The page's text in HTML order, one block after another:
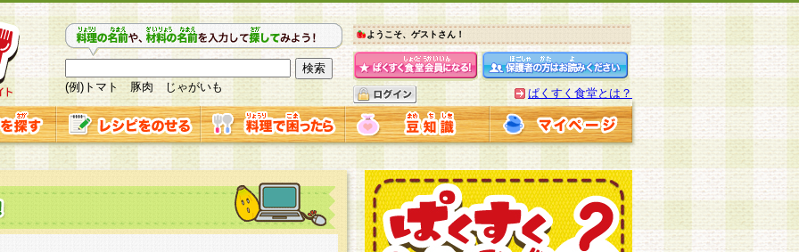
(例)トマト 豚肉 じゃがいも
ようこそ、ゲストさん！
ぱくすく食堂とは？